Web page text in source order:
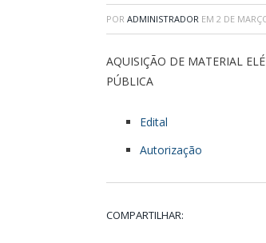
POR ADMINISTRADOR EM 2 DE
AQUISIÇÃO DE MATERIAL
PÚBLICA
Edital
Autorização
COMPARTILHAR: